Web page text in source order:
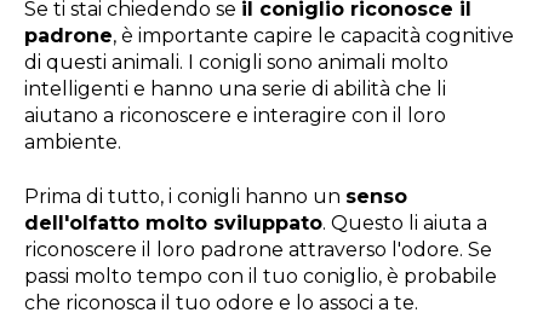
Se ti stai chiedendo se il coniglio riconosce il
padrone, è importante capire le capacità cognitive
di questi animali. I conigli sono animali molto
intelligenti e hanno una serie di abilità che li
aiutano a riconoscere e interagire con il loro
ambiente.
Prima di tutto, i conigli hanno un senso
dell'olfatto molto sviluppato. Questo li aiuta a
riconoscere il loro padrone attraverso l'odore. Se
passi molto tempo con il tuo coniglio, è probabile
che riconosca il tuo odore e lo associ a te.